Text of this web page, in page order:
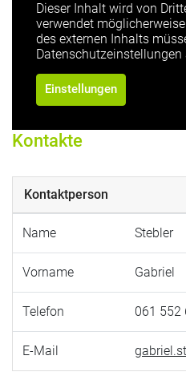
Dieser Inhalt wird von
verwendet
des externen Inhalts
Datenschutzeinstellungen
Einstellungen
Kontakte
Kontaktperson
Name Stebler
Vorname Gabriel
Telefon 061 552
E-Mail